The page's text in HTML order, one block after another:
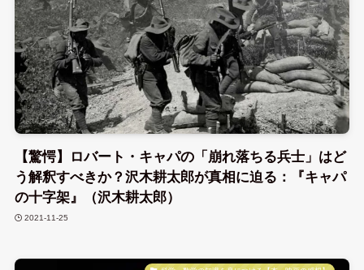
【驚愕】ロバート・キャパの「崩れ落ちる兵士」はど
う解釈すべきか？沢木耕太郎が真相に迫る：『キャパ
の十字架』（沢木耕太郎）
2021-11-25